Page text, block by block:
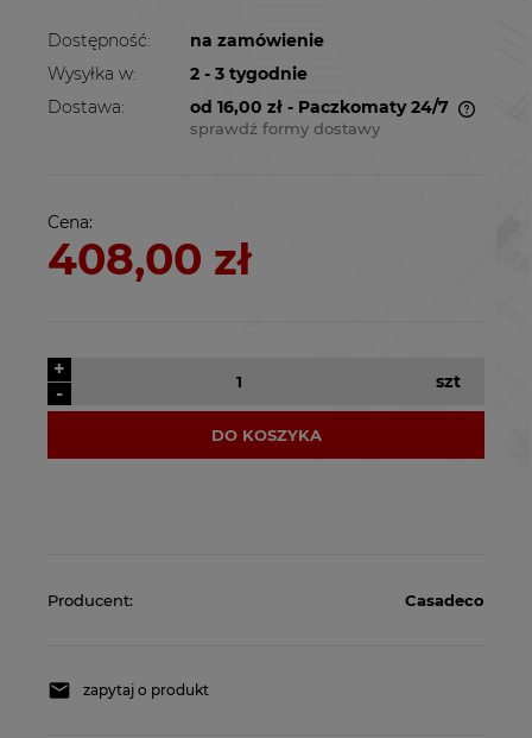
Dostępność:
na zamówienie
Wysyłka w:
2 - 3 tygodnie
Dostawa:
od 16,00 zł - Paczkomaty 24/7
Cena nie zawiera ewentualnych kosztów
sprawdź formy dostawy
Cena:
408,00 zł
-
+
szt
DO KOSZYKA
Producent: Casadeco
zapytaj o produkt